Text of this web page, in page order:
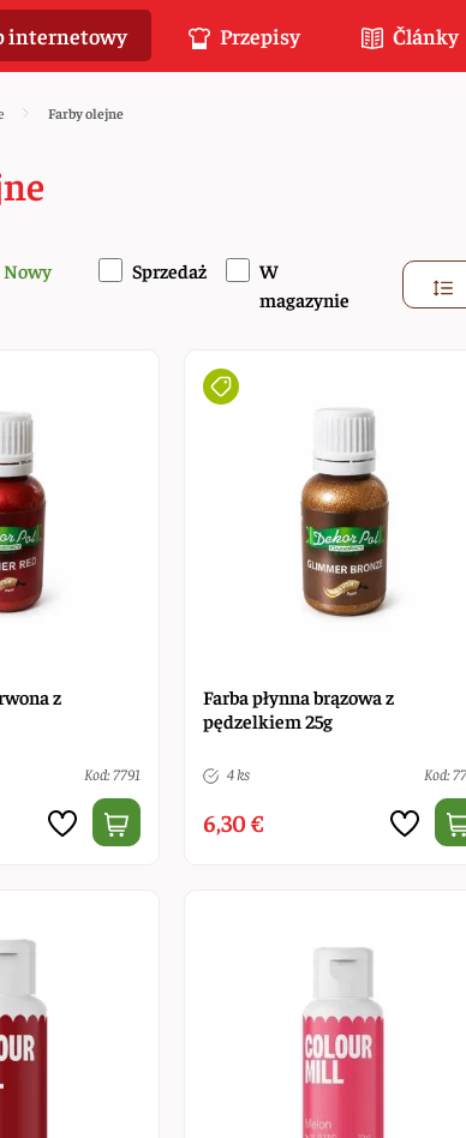
Farby olejne
Nowy Sprzedaż
W
magazynie
z
Kod: 7791
Farba płynna brązowa z
pędzelkiem 25g
4 ks Kod:
6,30 €
internetowy Przepisy Články